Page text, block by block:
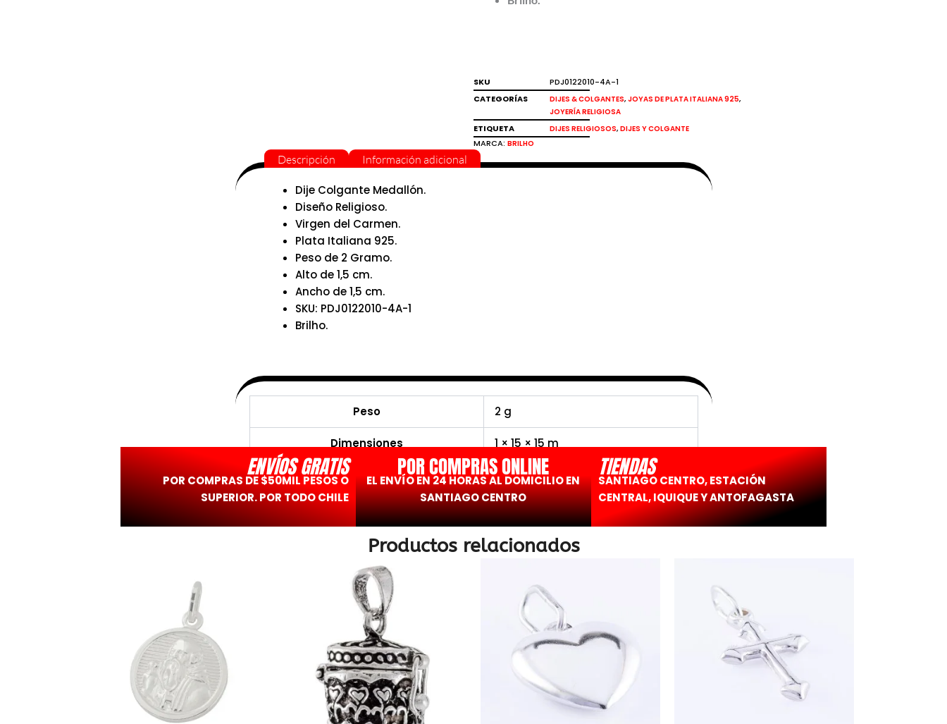
SKU
PDJ0122010-4A-1
CATEGORÍAS
DIJES & COLGANTES,JOYAS DE PLATA ITALIANA 925,
JOYERÍA RELIGIOSA
ETIQUETA DIJES RELIGIOSOS,DIJES Y COLGANTE
MARCA:BRILHO
Descripción Información adicional
Dije Colgante Medallón.
Diseño Religioso.
Virgen del Carmen.
Plata Italiana 925.
Peso de 2 Gramo.
Alto de 1,5 cm.
Ancho de 1,5 cm.
SKU: PDJ0122010-4A-1
Brilho.
Peso 2 g
Dimensiones 1 × 15 × 15 m
ENVÍOS GRATIS
POR COMPRAS DE $50MIL PESOS O
SUPERIOR. POR TODO CHILE
POR COMPRAS ONLINE
EL ENVÍO EN 24 HORAS AL DOMICILIO EN
SANTIAGO CENTRO
TIENDAS
SANTIAGO CENTRO, ESTACIÓN
CENTRAL, IQUIQUE Y ANTOFAGASTA
Productos relacionados